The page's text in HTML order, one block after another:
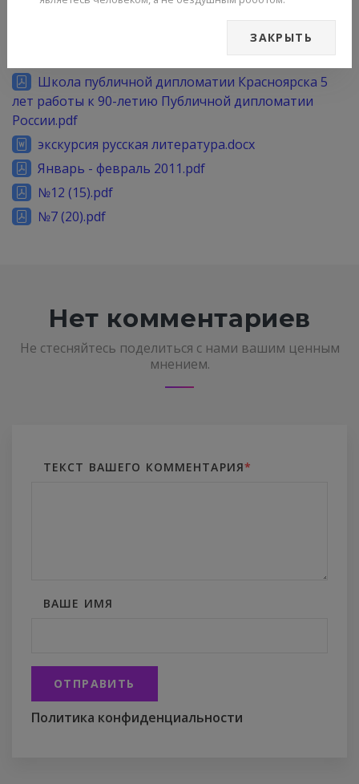
Фольклор_зеленая книжка.doc
Школа публичной дипломатии Красноярска 5
лет работы к 90-летию Публичной дипломатии
России.pdf
экскурсия русская литература.docx
Январь - февраль 2011.pdf
№12 (15).pdf
№7 (20).pdf
Нет комментариев
Не стесняйтесь поделиться с нами вашим ценным
мнением.
ТЕКСТ ВАШЕГО КОММЕНТАРИЯ*
ВАШЕ ИМЯ
ОТПРАВИТЬ
Политика конфиденциальности
ЗАКРЫТЬ